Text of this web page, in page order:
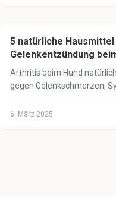
🐕 Hund
5 natürliche
Gelenkentzündung
Arthritis beim Hund
gegen Gelenkschmerzen,
6. März 2025